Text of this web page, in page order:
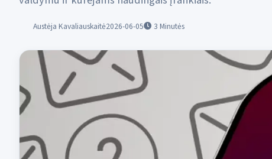
Austėja Kavaliauskaitė2026-06-05 3 Minutės